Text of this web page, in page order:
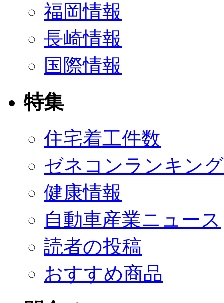
福岡情報
長崎情報
国際情報
特集
住宅着工件数
ゼネコンランキング
健康情報
自動車産業ニュース
読者の投稿
おすすめ商品